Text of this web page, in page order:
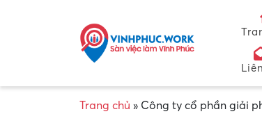
Trang chủ » Công ty cổ phần giải